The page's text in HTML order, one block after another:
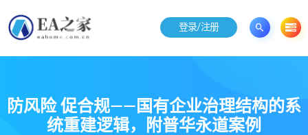
登录/注册
防风险 促合规——国有企业治理结构的系
统重建逻辑，附普华永道案例